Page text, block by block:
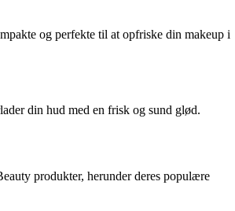
og perfekte til at opfriske din makeup i
din hud med en frisk og sund glød.
produkter, herunder deres populære